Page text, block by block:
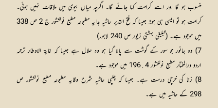
منسوب ہو گا اور اسے کرامت کہا جائے گا۔ اگرچہ میاں بیوی میں ملاقات نہیں ہوئی۔
کرامت ہو تو ایسی ہی ہو!! جیسا کہ فتح القدیر حاشیہ ہدایہ مطبوعہ مطبع نولکشور ج 2 ص 338
میں موجود ہے۔ (تبلیغی بہشتی زیور ص 240 لاہور)
7) وہ جانور جو سور کے گوشت سے پالا گیا ہو وہ حلال ہے جیسا کہ غایۃ الاوطار ترجمہ
اردو درالمختار مطبع نولکشور 4
؍196 میں موجود ہے۔
8) زنا کی خرچی درست ہے۔ جیسا کہ چلپی حاشیہ شرح وقایہ مطبوعہ مطبع نولکشور ص
298 کے حاشیہ میں ہے۔